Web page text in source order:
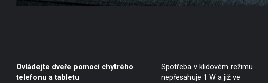
Ovládejte dveře pomocí chytrého
telefonu a tabletu
Spotřeba v klidovém režimu
nepřesahuje 1 W a již ve